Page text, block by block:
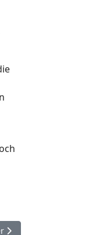
Beitrag: 18. Juli.